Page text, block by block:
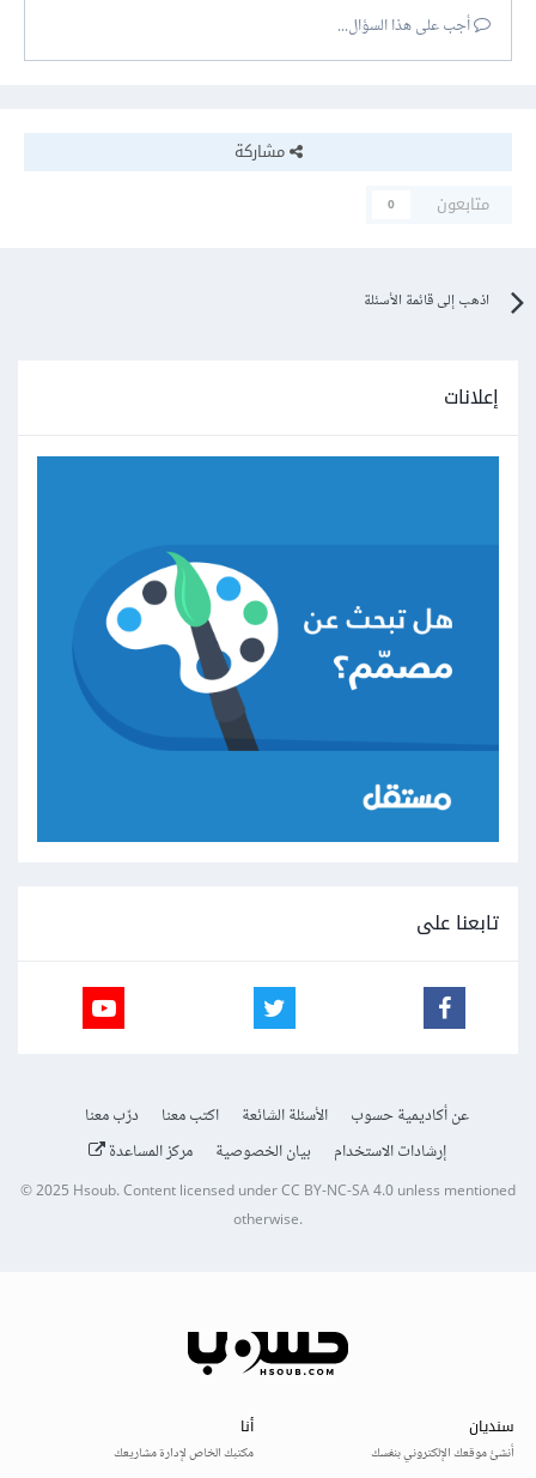
أجب على هذا السؤال...
مشاركة
متابعون
0
اذهب إلى قائمة الأسئلة
إعلانات
تابعنا على
عن أكاديمية حسوب الأسئلة الشائعة اكتب معنا
درّب معنا
إرشادات الاستخدام
بيان الخصوصية مركز المساعدة
© 2025Hsoub.Content licensed underCC BY-NC-SA 4.0unless mentioned
otherwise.